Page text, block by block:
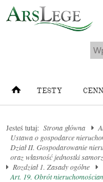
TESTY
Jesteś tutaj: Strona główna
Ustawa o gospodarce
Dział II. Gospodarowanie
oraz własność jednostki
Rozdział 1. Zasady ogólne
Art. 19. Obrót